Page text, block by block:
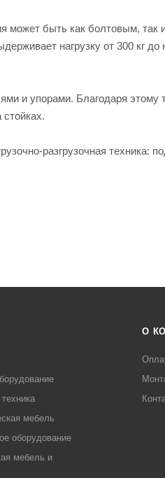
быть как болтовым, так
нагрузку от 300 кг до
и упорами. Благодаря
разгрузочная техника:
мебель
оборудование
мебель и
О